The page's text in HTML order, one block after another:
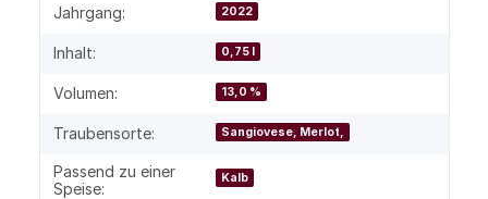
Produkteigenschaft
Wert
Jahrgang: 2022
Inhalt: 0,75 l
Volumen: 13,0 %
Traubensorte: Sangiovese, Merlot,
Passend zu einer
Speise:
Kalb